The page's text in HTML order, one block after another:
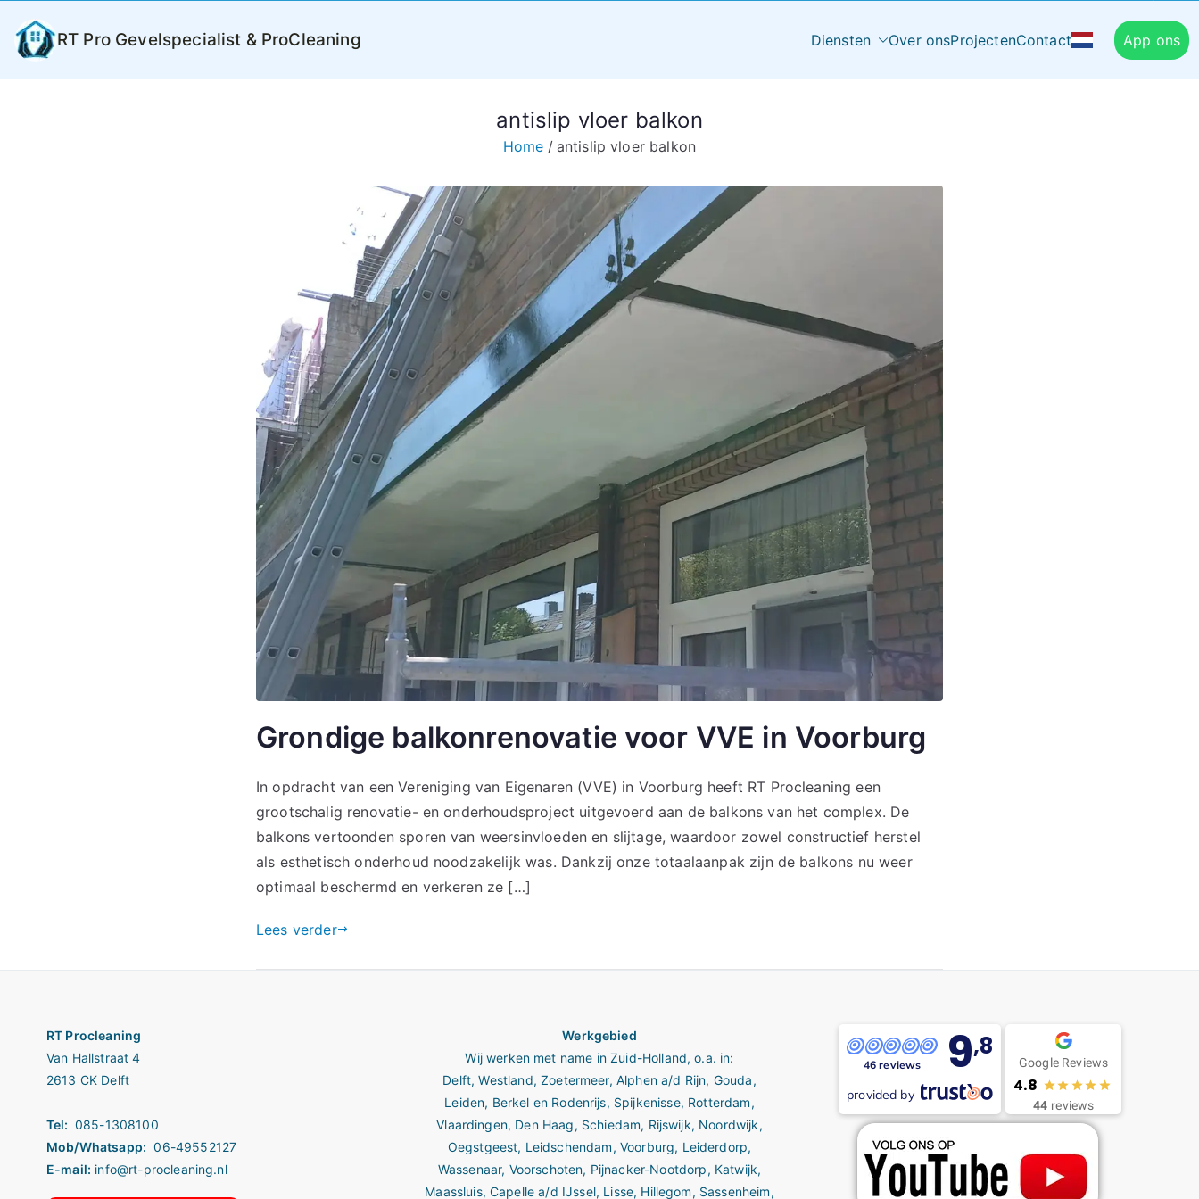
naar
RT Pro Gevelspecialist & ProCleaning Diensten Over onsProjectenContact App ons
antislip vloer balkon
Home antislip vloer balkon
Grondige balkonrenovatie voor VVE in Voorburg
In opdracht van een Vereniging van Eigenaren (VVE) in Voorburg heeft RT Procleaning een
grootschalig renovatie- en onderhoudsproject uitgevoerd aan de balkons van het complex. De
balkons vertoonden sporen van weersinvloeden en slijtage, waardoor zowel constructief herstel
als esthetisch onderhoud noodzakelijk was. Dankzij onze totaalaanpak zijn de balkons nu weer
optimaal beschermd en verkeren ze […]
Lees verder
RT Procleaning
Van Hallstraat 4
2613 CK Delft
Tel: 085-1308100
Mob/Whatsapp: 06-49552127
E-mail: info@rt-procleaning.nl
Werkgebied
Wij werken met name inZuid-Holland, o.a. in:
Delft,Westland,Zoetermeer, Alphen a/d Rijn, Gouda,
Leiden, Berkel en Rodenrijs, Spijkenisse, Rotterdam,
Vlaardingen, Den Haag, Schiedam, Rijswijk, Noordwijk,
Oegstgeest, Leidschendam, Voorburg, Leiderdorp,
Wassenaar, Voorschoten, Pijnacker-Nootdorp, Katwijk,
Maassluis,Capelle a/d IJssel, Lisse, Hillegom, Sassenheim,
46 reviews 9,8
provided by
Google Reviews
4.8
44 reviews